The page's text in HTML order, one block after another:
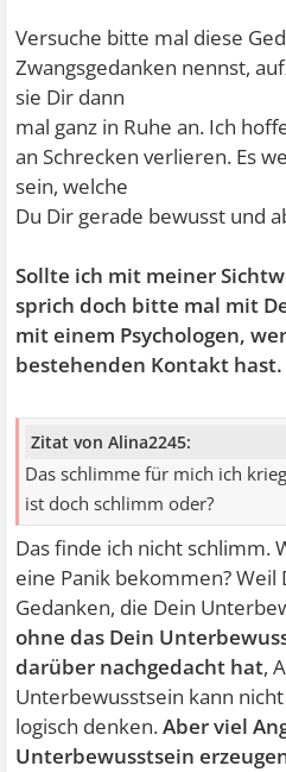
Versuche bitte mal diese
Zwangsgedanken nennst,
sie Dir dann
mal ganz in Ruhe an. Ich
an Schrecken verlieren. Es
sein, welche
Du Dir gerade bewusst und
Sollte ich mit meiner
sprich doch bitte mal mit
mit einem Psychologen,
bestehenden Kontakt hast.
Zitat von Alina2245:
Das schlimme für mich ich
ist doch schlimm oder?
Das finde ich nicht schlimm.
eine Panik bekommen? Weil
Gedanken, die Dein
ohne das Dein
darüber nachgedacht hat,
Unterbewusstsein kann
logisch denken.Aber viel
Unterbewusstsein